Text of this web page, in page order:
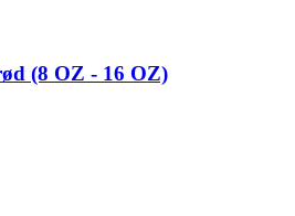
(8 OZ - 16 OZ)